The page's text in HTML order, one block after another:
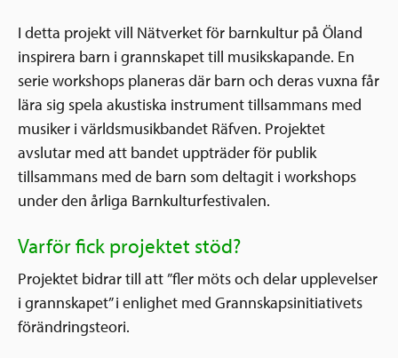
I detta projekt vill Nätverket för barnkultur på Öland
inspirera barn i grannskapet till musikskapande. En
serie workshops planeras där barn och deras vuxna får
lära sig spela akustiska instrument tillsammans med
musiker i världsmusikbandet Räfven. Projektet
avslutar med att bandet uppträder för publik
tillsammans med de barn som deltagit i workshops
under den årliga Barnkulturfestivalen.
Varför fick projektet stöd?
Projektet bidrar till att ”fler möts och delar upplevelser
i grannskapet” i enlighet med Grannskapsinitiativets
förändringsteori.